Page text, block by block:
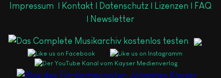
Impressum | Kontakt | Datenschutz | Lizenzen | FAQ
| Newsletter